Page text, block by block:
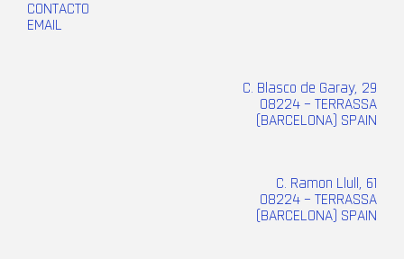
CONTACTO
EMAIL
C. Blasco de Garay, 29
08224 – TERRASSA
(BARCELONA) SPAIN
C. Ramon Llull, 61
08224 – TERRASSA
(BARCELONA) SPAIN